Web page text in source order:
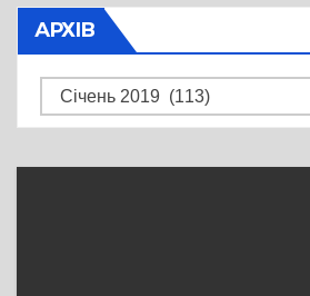
АРХІВ
Архів